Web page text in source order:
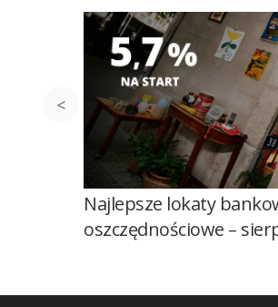
Najlepsze lokaty
oszczędnościowe –